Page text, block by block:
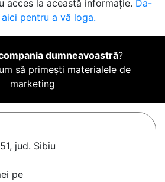
acces la această informație. Da-
pentru a vă loga.
dumneavoastră?
să primești materialele de
marketing
jud. Sibiu
pe